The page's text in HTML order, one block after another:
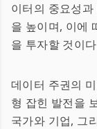
이터의 중요성
을 높이며, 이에
을 투자할 것이
데이터 주권의
형 잡힌 발전을
국가와 기업, 그